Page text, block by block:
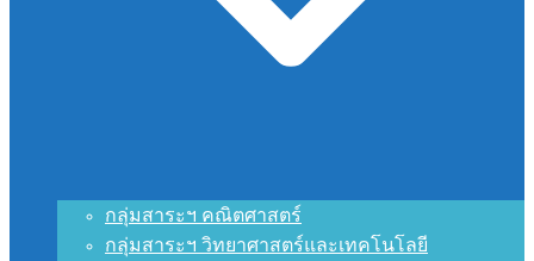
กลุ่มสาระฯ คณิตศาสตร์
กลุ่มสาระฯ วิทยาศาสตร์และเทคโนโลยี